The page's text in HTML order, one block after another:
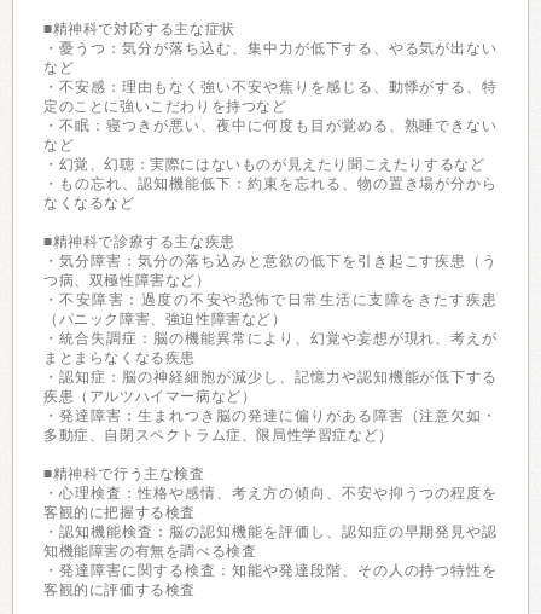
■精神科で対応する主な症状
・憂うつ：気分が落ち込む、集中力が低下する、やる気が出ない
など
・不安感：理由もなく強い不安や焦りを感じる、動悸がする、特
定のことに強いこだわりを持つなど
・不眠：寝つきが悪い、夜中に何度も目が覚める、熟睡できない
など
・幻覚、幻聴：実際にはないものが見えたり聞こえたりするなど
・もの忘れ、認知機能低下：約束を忘れる、物の置き場が分から
なくなるなど
■精神科で診療する主な疾患
・気分障害：気分の落ち込みと意欲の低下を引き起こす疾患（う
つ病、双極性障害など）
・不安障害：過度の不安や恐怖で日常生活に支障をきたす疾患
（パニック障害、強迫性障害など）
・統合失調症：脳の機能異常により、幻覚や妄想が現れ、考えが
まとまらなくなる疾患
・認知症：脳の神経細胞が減少し、記憶力や認知機能が低下する
疾患（アルツハイマー病など）
・発達障害：生まれつき脳の発達に偏りがある障害（注意欠如・
多動症、自閉スペクトラム症、限局性学習症など）
■精神科で行う主な検査
・心理検査：性格や感情、考え方の傾向、不安や抑うつの程度を
客観的に把握する検査
・認知機能検査：脳の認知機能を評価し、認知症の早期発見や認
知機能障害の有無を調べる検査
・発達障害に関する検査：知能や発達段階、その人の持つ特性を
客観的に評価する検査